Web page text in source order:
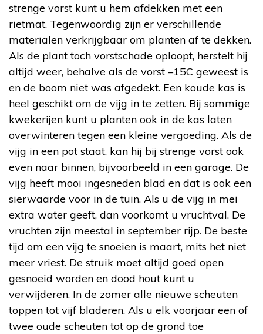
strenge vorst kunt u hem afdekken met een
rietmat. Tegenwoordig zijn er verschillende
materialen verkrijgbaar om planten af te dekken.
Als de plant toch vorstschade oploopt, herstelt hij
altijd weer, behalve als de vorst –15C geweest is
en de boom niet was afgedekt. Een koude kas is
heel geschikt om de vijg in te zetten. Bij sommige
kwekerijen kunt u planten ook in de kas laten
overwinteren tegen een kleine vergoeding. Als de
vijg in een pot staat, kan hij bij strenge vorst ook
even naar binnen, bijvoorbeeld in een garage. De
vijg heeft mooi ingesneden blad en dat is ook een
sierwaarde voor in de tuin. Als u de vijg in mei
extra water geeft, dan voorkomt u vruchtval. De
vruchten zijn meestal in september rijp. De beste
tijd om een vijg te snoeien is maart, mits het niet
meer vriest. De struik moet altijd goed open
gesnoeid worden en dood hout kunt u
verwijderen. In de zomer alle nieuwe scheuten
toppen tot vijf bladeren. Als u elk voorjaar een of
twee oude scheuten tot op de grond toe